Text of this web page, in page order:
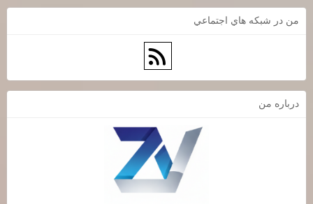
من در شبكه هاي اجتماعي
درباره من